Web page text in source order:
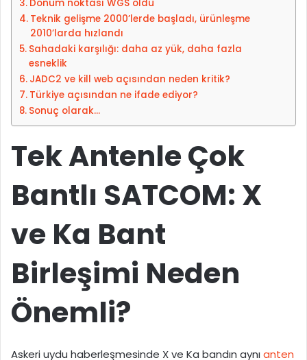
t
n
d
e
r
Dönüm noktası WGS oldu
Teknik gelişme 2000’lerde başladı, ürünleşme
2010’larda hızlandı
Sahadaki karşılığı: daha az yük, daha fazla
esneklik
JADC2 ve kill web açısından neden kritik?
Türkiye açısından ne ifade ediyor?
Sonuç olarak…
Tek Antenle Çok
Bantlı SATCOM: X
ve Ka Bant
Birleşimi Neden
Önemli?
Askeri uydu haberleşmesinde X ve Ka bandın aynıanten